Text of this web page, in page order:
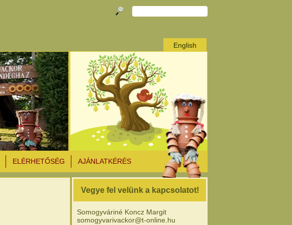
English
ELÉRHETŐSÉG AJÁNLATKÉRÉS
Vegye fel velünk a kapcsolatot!
Somogyváriné Koncz Margit
somogyvarivackor@t-online.hu